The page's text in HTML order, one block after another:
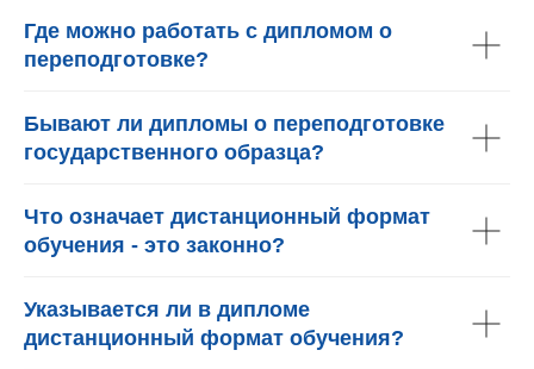
Где можно работать с дипломом о
переподготовке?
Бывают ли дипломы о переподготовке
государственного образца?
Что означает дистанционный формат
обучения - это законно?
Указывается ли в дипломе
дистанционный формат обучения?